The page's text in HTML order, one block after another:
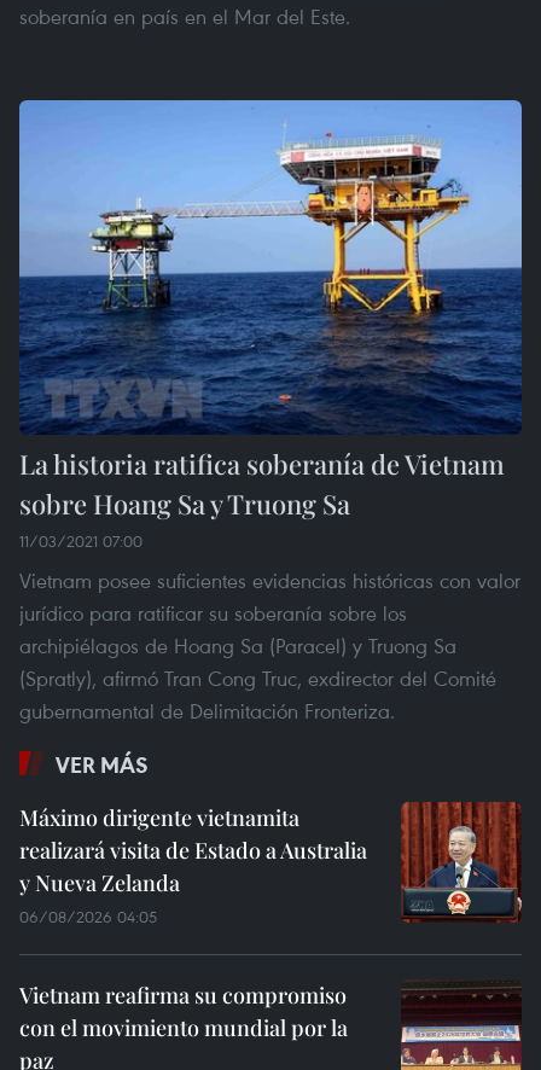
soberanía en país en el Mar del Este.
La historia ratifica soberanía de Vietnam
sobre Hoang Sa y Truong Sa
11/03/2021 07:00
Vietnam posee suficientes evidencias históricas con valor
jurídico para ratificar su soberanía sobre los
archipiélagos de Hoang Sa (Paracel) y Truong Sa
(Spratly), afirmó Tran Cong Truc, exdirector del Comité
gubernamental de Delimitación Fronteriza.
VER MÁS
Máximo dirigente vietnamita
realizará visita de Estado a Australia
y Nueva Zelanda
06/08/2026 04:05
Vietnam reafirma su compromiso
con el movimiento mundial por la
paz